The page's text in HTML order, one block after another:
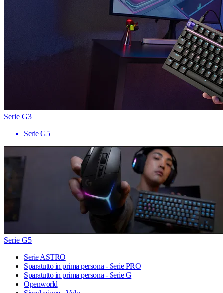
Serie G3
Serie G5
Serie G5
Serie ASTRO
Sparatutto in prima persona - Serie PRO
Sparatutto in prima persona - Serie G
Openworld